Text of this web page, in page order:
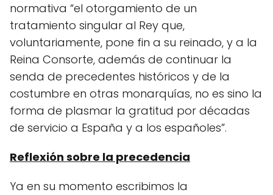
normativa “el otorgamiento de un
tratamiento singular al Rey que,
voluntariamente, pone fin a su reinado, y a la
Reina Consorte, además de continuar la
senda de precedentes históricos y de la
costumbre en otras monarquías, no es sino la
forma de plasmar la gratitud por décadas
de servicio a España y a los españoles”.
Reflexión sobre la precedencia
Ya en su momento escribimos la